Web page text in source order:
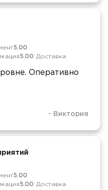
5.00
5.00 Доставка
Оперативно
- Виктория
5.00
5.00 Доставка